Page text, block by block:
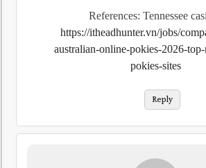
References: Tennessee
https://itheadhunter.vn/jobs/
australian-online-pokies-2026-
pokies-sites
Reply